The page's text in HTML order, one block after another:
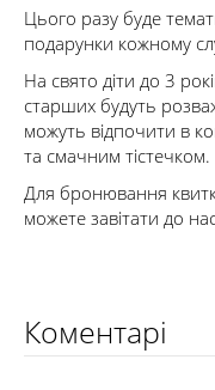
Цього разу буде
подарунки кожному
На свято діти до 3
старших будуть
можуть відпочити в
та смачним тістечком.
Для бронювання
можете завітати до
Коментарі